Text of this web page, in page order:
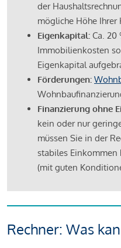
der
mögliche Höhe Ihrer
Eigenkapital: Ca. 20
Immobilienkosten
Eigenkapital
Förderungen:
Finanzierung ohne
kein oder nur
müssen Sie in der
stabiles Einkommen
(mit guten
Rechner: Was